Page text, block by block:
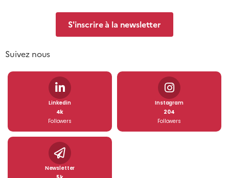
S'inscrire à la newsletter
Suivez nous
Linkedin
4k
Followers
Instagram
204
Followers
Newsletter